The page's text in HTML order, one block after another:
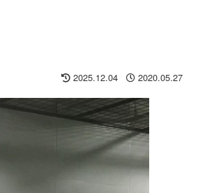
2025.12.04 2020.05.27